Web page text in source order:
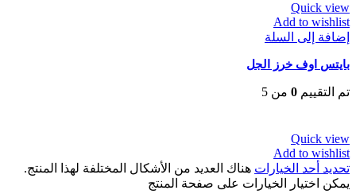
Quick view
Add to wishlist
إضافة إلى السلة
بايتس اوف خرز الجل
تم التقييم 0 من 5
Quick view
Add to wishlist
تحديد أحد الخيارات هناك العديد من الأشكال المختلفة لهذا المنتج.
يمكن اختيار الخيارات على صفحة المنتج